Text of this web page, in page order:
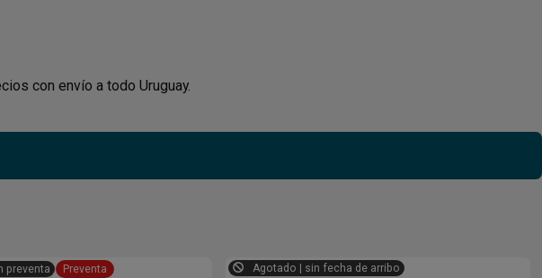
con envío a todo Uruguay.
preventa Preventa
Agotado | sin fecha de arribo